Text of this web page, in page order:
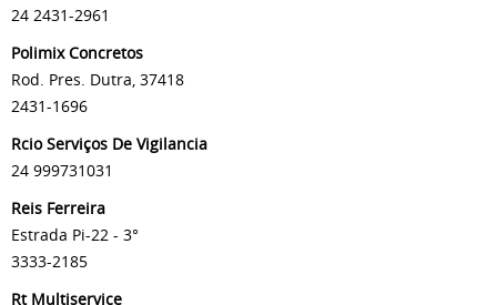
24 2431-2961
Polimix Concretos
Rod. Pres. Dutra, 37418
2431-1696
Rcio Serviços De Vigilancia
24 999731031
Reis Ferreira
Estrada Pi-22 - 3°
3333-2185
Rt Multiservice